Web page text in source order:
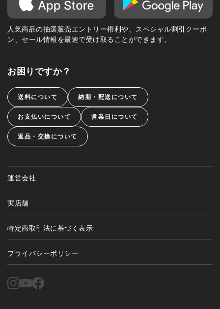
人気商品の抽選販売エントリー権利や、スペシャル割引クーポ
ン、セール情報を最速で受け取ることができます。
お困りですか？
送料について 納期・配送について
お支払いについて 営業日について
返品・交換について
運営会社
実店舗
特定商取引法に基づく表示
プライバシーポリシー